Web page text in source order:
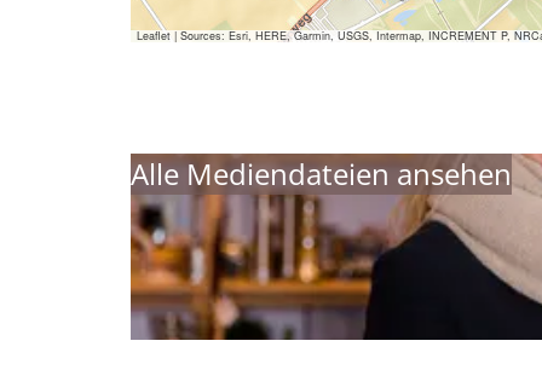
Leaflet|Sources: Esri, HERE, Garmin, USGS, Intermap, INCREMENT P,
Alle Mediendateien ansehen